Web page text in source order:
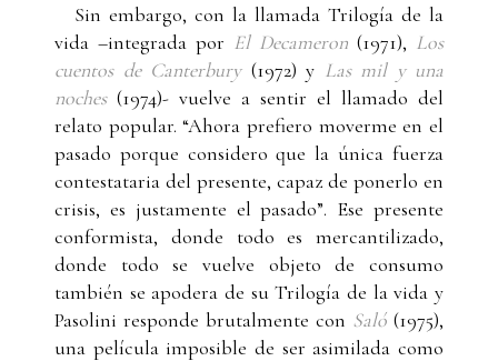
Sin embargo, con la llamada Trilogía de la
vida –integrada por El Decameron (1971), Los
cuentos de Canterbury(1972) y Las mil y una
noches (1974)- vuelve a sentir el llamado del
relato popular. “Ahora prefiero moverme en el
pasado porque considero que la única fuerza
contestataria del presente, capaz de ponerlo en
crisis, es justamente el pasado”. Ese presente
conformista, donde todo es mercantilizado,
donde todo se vuelve objeto de consumo
también se apodera de su Trilogía de la vida y
Pasolini responde brutalmente con Saló (1975),
una película imposible de ser asimilada como